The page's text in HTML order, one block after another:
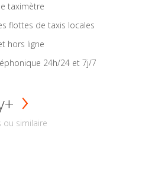
taximètre
flottes de taxis locales
hors ligne
24h/24 et 7j/7
ou similaire